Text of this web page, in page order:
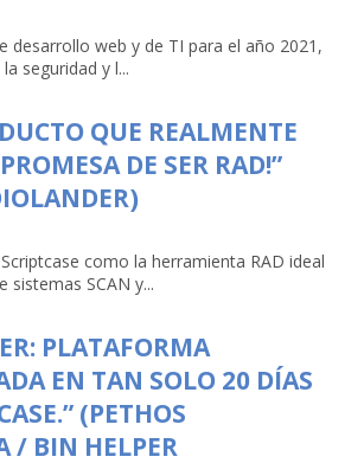
desarrollo web y de TI para el año 2021,
seguridad y l...
QUE REALMENTE
DE SER RAD!”
como la herramienta RAD ideal
sistemas SCAN y...
PLATAFORMA
EN TAN SOLO 20 DÍAS
(PETHOS
/ BIN HELPER